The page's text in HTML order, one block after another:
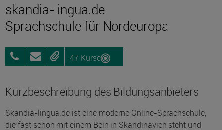
skandia-lingua.de
Sprachschule für Nordeuropa
0157
38435587
AnfragenMerken47 Kurse
Kurzbeschreibung des Bildungsanbieters
Skandia-lingua.de ist eine moderne Online-Sprachschule,
die fast schon mit einem Bein in Skandinavien steht und